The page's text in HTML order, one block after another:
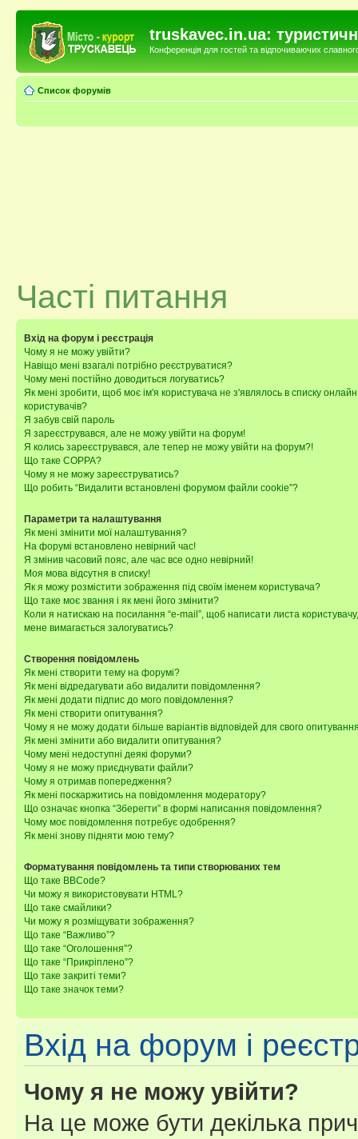
truskavec.in.ua:
Конференція для гостей та відпочиваючих
Список форумів
Часті питання
Вхід на форум і реєстрація
Чому я не можу увійти?
Навіщо мені взагалі потрібно реєструватися?
Чому мені постійно доводиться логуватись?
Як мені зробити, щоб моє ім'я користувача не з'являлось в списку онлайн
користувачів?
Я забув свій пароль
Я зареєструвався, але не можу увійти на форум!
Я колись зареєструвався, але тепер не можу увійти на форум?!
Що таке COPPA?
Чому я не можу зареєструватись?
Що робить “Видалити встановлені форумом файли cookie”?
Параметри та налаштування
Як мені змінити мої налаштування?
На форумі встановлено невірний час!
Я змінив часовий пояс, але час все одно невірний!
Моя мова відсутня в списку!
Як я можу розмістити зображення під своїм іменем користувача?
Що таке моє звання і як мені його змінити?
Коли я натискаю на посилання “e-mail”, щоб написати листа користувачу,
мене вимагається залогуватись?
Створення повідомлень
Як мені створити тему на форумі?
Як мені відредагувати або видалити повідомлення?
Як мені додати підпис до мого повідомлення?
Як мені створити опитування?
Чому я не можу додати більше варіантів відповідей для свого
Як мені змінити або видалити опитування?
Чому мені недоступні деякі форуми?
Чому я не можу приєднувати файли?
Чому я отримав попередження?
Як мені поскаржитись на повідомлення модератору?
Що означає кнопка “Зберегти” в формі написання повідомлення?
Чому моє повідомлення потребує одобрення?
Як мені знову підняти мою тему?
Форматування повідомлень та типи створюваних тем
Що таке BBCode?
Чи можу я використовувати HTML?
Що таке смайлики?
Чи можу я розміщувати зображення?
Що таке “Важливо”?
Що таке “Оголошення”?
Що таке “Прикріплено”?
Що таке закриті теми?
Що таке значок теми?
Вхід на форум і
Чому я не можу увійти?
На це може бути декілька